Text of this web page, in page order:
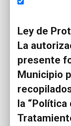
Ley de
La
presente
Municipio
la “Política